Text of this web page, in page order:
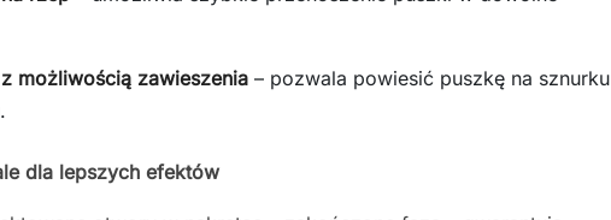
możliwością zawieszenia – pozwala powiesić puszkę na sznurku
dla lepszych efektów